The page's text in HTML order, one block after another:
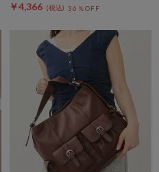
￥4,366 36％OFF